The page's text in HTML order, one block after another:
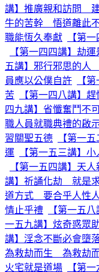
講】推廣親和訪問
牛的苦幹 悟道離此
職能恆久奉獻
【第
【第一四四講】劫
五講】邪行邪思的人
員應以公僕自許
【
苦
【第一四八講】
四九講】省懺奮鬥不
職人員就職典禮的啟
習關聖五德
【第一
運
【第一五三講】
【第一五四講】天
講】祈誦化劫 就是
道方式 要合乎人性
情止乎禮
【第一五
一五九講】炫奇惑眾
講】淫念不斷必會墮
為救劫而生 為救劫
火宅就是道場
【第